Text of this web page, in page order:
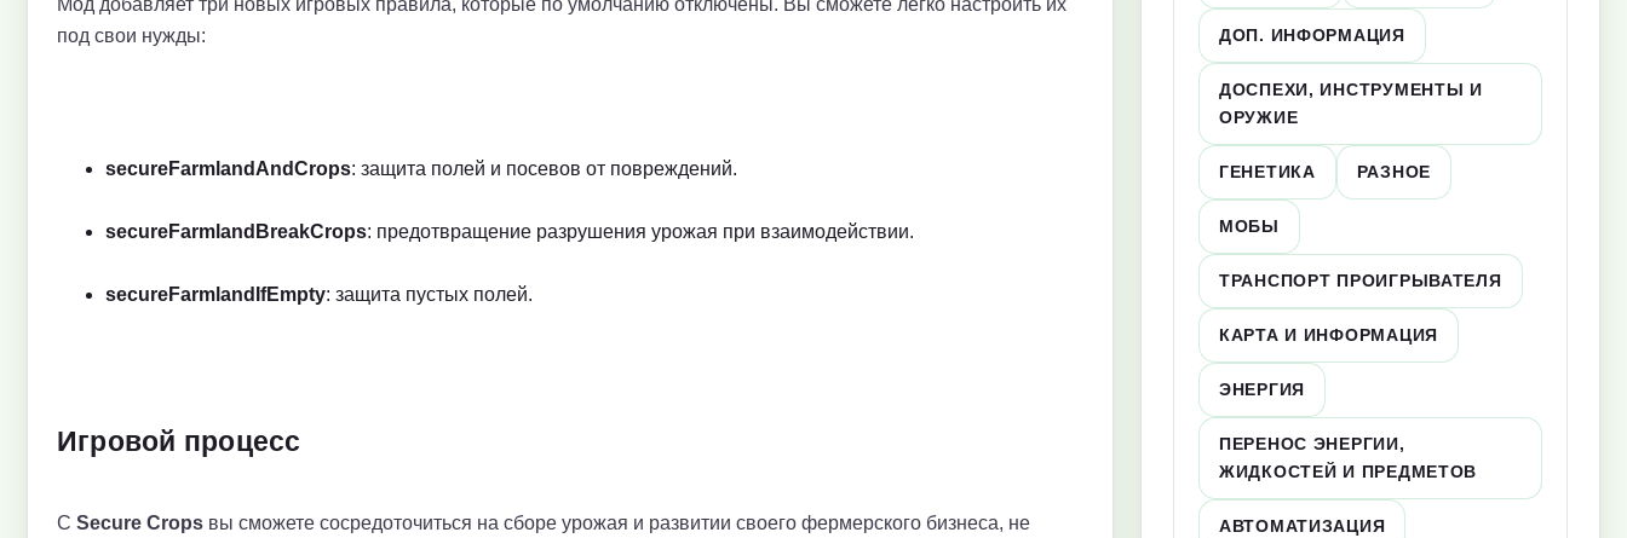
Мод добавляет три новых игровых правила, которые по умолчанию отключены. Вы сможете легко настроить их
под свои нужды:
secureFarmlandAndCrops: защита полей и посевов от повреждений.
secureFarmlandBreakCrops: предотвращение разрушения урожая при взаимодействии.
secureFarmlandIfEmpty: защита пустых полей.
Игровой процесс
С Secure Crops вы сможете сосредоточиться на сборе урожая и развитии своего фермерского бизнеса, не
ДОП. ИНФОРМАЦИЯ
ДОСПЕХИ, ИНСТРУМЕНТЫ И
ОРУЖИЕ
ГЕНЕТИКА РАЗНОЕ
МОБЫ
ТРАНСПОРТ ПРОИГРЫВАТЕЛЯ
КАРТА И ИНФОРМАЦИЯ
ЭНЕРГИЯ
ПЕРЕНОС ЭНЕРГИИ,
ЖИДКОСТЕЙ И ПРЕДМЕТОВ
АВТОМАТИЗАЦИЯ